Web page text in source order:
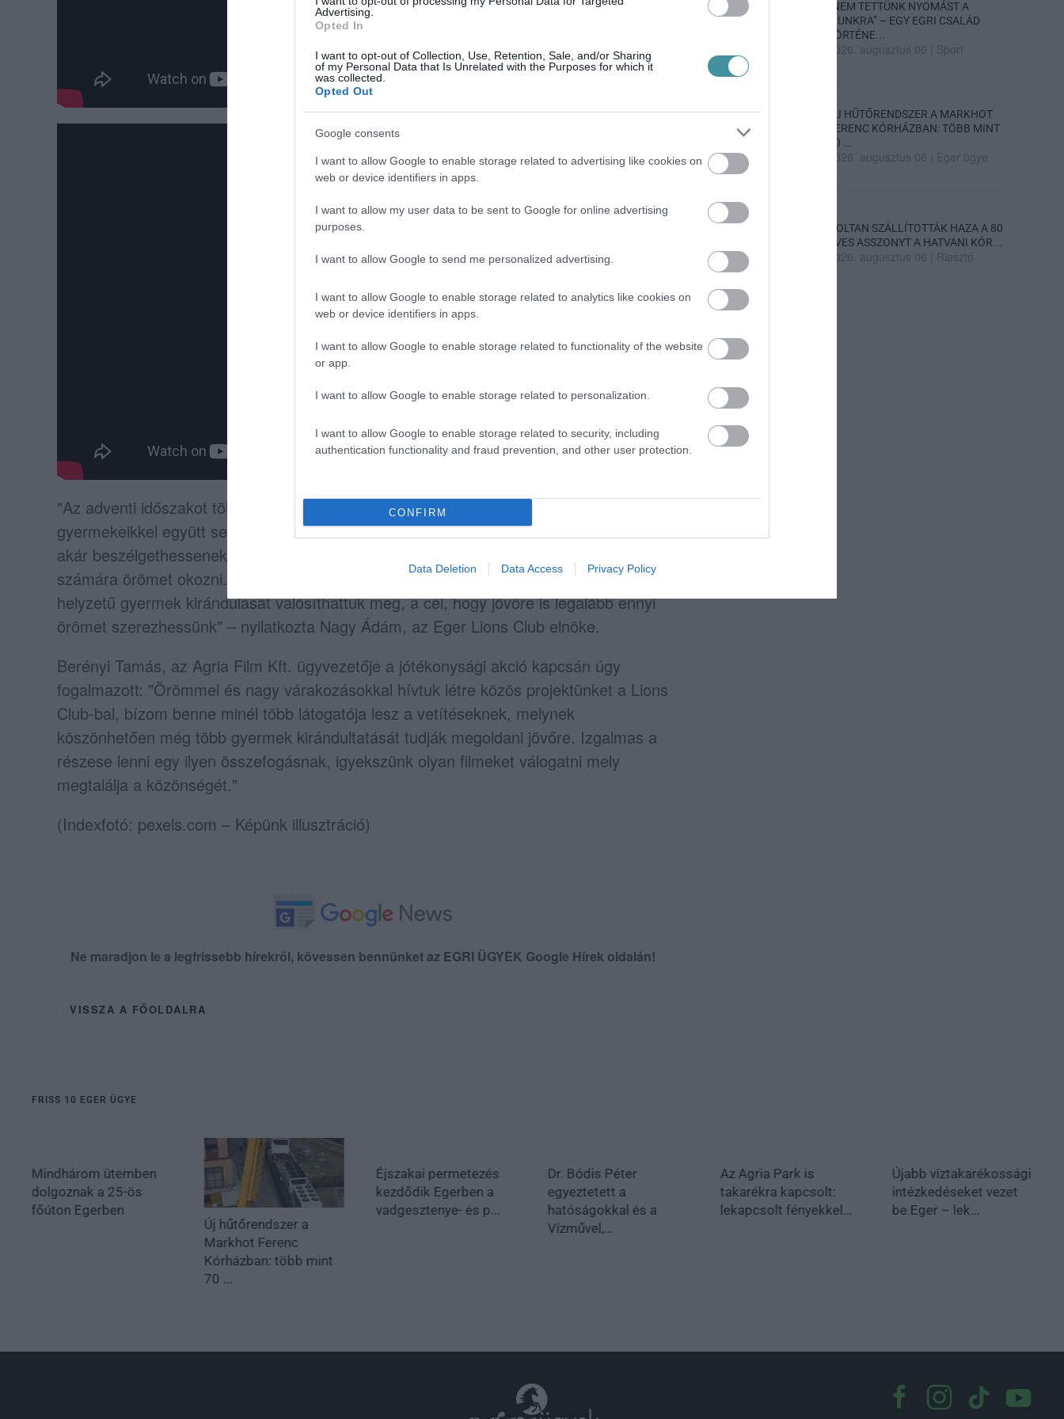
Advertising.
Opted In
I want to opt-out of Collection, Use, Retention, Sale, and/or Sharing
of my Personal Data that Is Unrelated with the Purposes for which it
was collected.
Opted Out
Google consents
I want to allow Google to enable storage related to advertising like cookies on
web or device identifiers in apps.
I want to allow my user data to be sent to Google for online advertising
purposes.
I want to allow Google to send me personalized advertising.
I want to allow Google to enable storage related to analytics like cookies on
web or device identifiers in apps.
I want to allow Google to enable storage related to functionality of the website
or app.
I want to allow Google to enable storage related to personalization.
I want to allow Google to enable storage related to security, including
authentication functionality and fraud prevention, and other user protection.
CONFIRM
Data Deletion Data Access Privacy Policy
"Az adventi időszakot tökéletes alkalomnak érzem arra, hogy a családok
gyermekeikkel együtt segíthessenek egy ilyen fontos jószolgálati kedvezményezést, és
akár beszélgethessenek is arról hogyan lehet a kevésbé szerencsés helyzetben lévők
számára örömet okozni. Idén több mint száz valamilyen szempontból hátrányos
helyzetű gyermek kirándulását valósíthattuk meg, a cél, hogy jövőre is legalább ennyi
örömet szerezhessünk" – nyilatkozta Nagy Ádám, az Eger Lions Club elnöke.
Berényi Tamás, az Agria Film Kft. ügyvezetője a jótékonysági akció kapcsán úgy
fogalmazott: "Örömmel és nagy várakozásokkal hívtuk létre közös projektünket a Lions
Club-bal, bízom benne minél több látogatója lesz a vetítéseknek, melynek
köszönhetően még több gyermek kirándultatását tudják megoldani jövőre. Izgalmas a
részese lenni egy ilyen összefogásnak, igyekszünk olyan filmeket válogatni mely
megtalálja a közönségét."
(Indexfotó: pexels.com – Képünk illusztráció)
Ne maradjon le a legfrissebb hírekről, kövessen bennünket az EGRI ÜGYEK Google Hírek oldalán!
VISSZA A FŐOLDALRA
„NEM TETTÜNK NYOMÁST A
FIUNKRA” – EGY EGRI CSALÁD
TÖRTÉNE...
2026. augusztus 06 Sport
ÚJ HŰTŐRENDSZER A MARKHOT
FERENC KÓRHÁZBAN: TÖBB MINT
70 ...
2026. augusztus 06 Eger ügye
HOLTAN SZÁLLÍTOTTÁK HAZA A 80
ÉVES ASSZONYT A HATVANI KÓR...
2026. augusztus 06 Riasztó
FRISS 10 EGER ÜGYE
Mindhárom ütemben
dolgoznak a 25-ös
főúton Egerben
Új hűtőrendszer a
Markhot Ferenc
Kórházban: több mint
70 ...
Éjszakai permetezés
kezdődik Egerben a
vadgesztenye- és p...
Dr. Bódis Péter
egyeztetett a
hatóságokkal és a
Vízművel,...
Az Agria Park is
takarékra kapcsolt:
lekapcsolt fényekkel...
Újabb víztakarékossági
intézkedéseket vezet
be Eger – lek...